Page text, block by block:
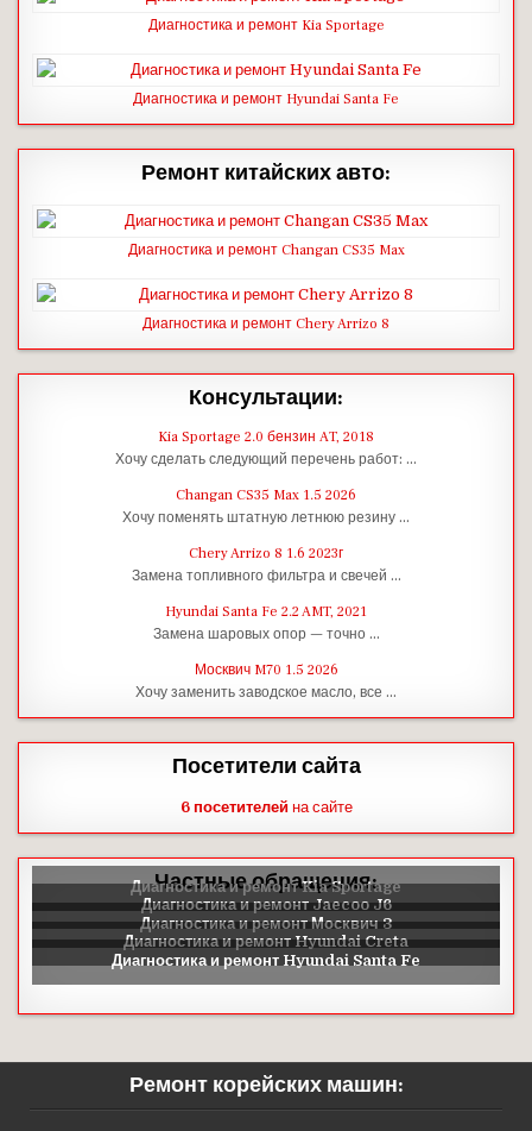
Диагностика и ремонт Kia Sportage
Диагностика и ремонт Hyundai Santa Fe
Ремонт китайских авто:
Диагностика и ремонт Changan CS35 Max
Диагностика и ремонт Chery Arrizo 8
Консультации:
Kia Sportage 2.0 бензин AT, 2018
Хочу сделать следующий перечень работ: …
Changan CS35 Max 1.5 2026
Хочу поменять штатную летнюю резину …
Chery Arrizo 8 1.6 2023г
Замена топливного фильтра и свечей …
Hyundai Santa Fe 2.2 AMT, 2021
Замена шаровых опор — точно …
Москвич M70 1.5 2026
Хочу заменить заводское масло, все …
Посетители сайта
6 посетителейна сайте
Частные обращения:
Ремонт корейских машин: